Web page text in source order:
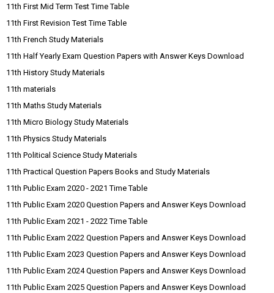
11th First Mid Term Test Time Table
11th First Revision Test Time Table
11th French Study Materials
11th Half Yearly Exam Question Papers with Answer Keys Download
11th History Study Materials
11th materials
11th Maths Study Materials
11th Micro Biology Study Materials
11th Physics Study Materials
11th Political Science Study Materials
11th Practical Question Papers Books and Study Materials
11th Public Exam 2020 - 2021 Time Table
11th Public Exam 2020 Question Papers and Answer Keys Download
11th Public Exam 2021 - 2022 Time Table
11th Public Exam 2022 Question Papers and Answer Keys Download
11th Public Exam 2023 Question Papers and Answer Keys Download
11th Public Exam 2024 Question Papers and Answer Keys Download
11th Public Exam 2025 Question Papers and Answer Keys Download